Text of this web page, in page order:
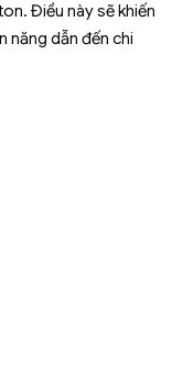
Điều này sẽ khiến
năng dẫn đến chi